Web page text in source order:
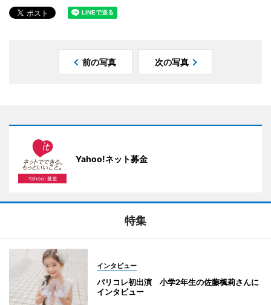
前の写真 次の写真
Yahoo!ネット募金
特集
インタビュー
パリコレ初出演 小学2年生の佐藤楓莉さんに
インタビュー